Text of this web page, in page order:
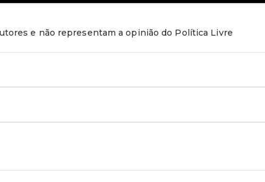
e não representam a opinião do Política Livre